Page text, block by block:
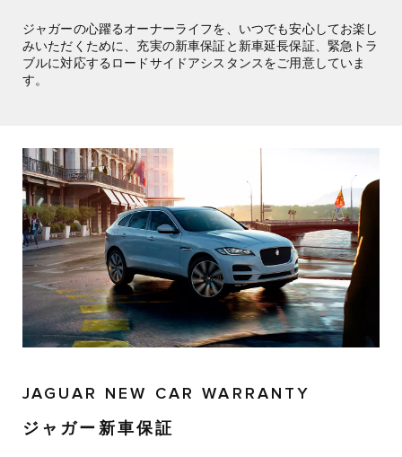
ジャガーの心躍るオーナーライフを、いつでも安心してお楽し
みいただくために、充実の新車保証と新車延長保証、緊急トラ
ブルに対応するロードサイドアシスタンスをご用意していま
す。
JAGUAR NEW CAR WARRANTY
ジャガー新車保証